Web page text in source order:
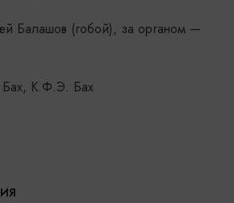
Балашов (гобой), за органом —
К.Ф.Э. Бах